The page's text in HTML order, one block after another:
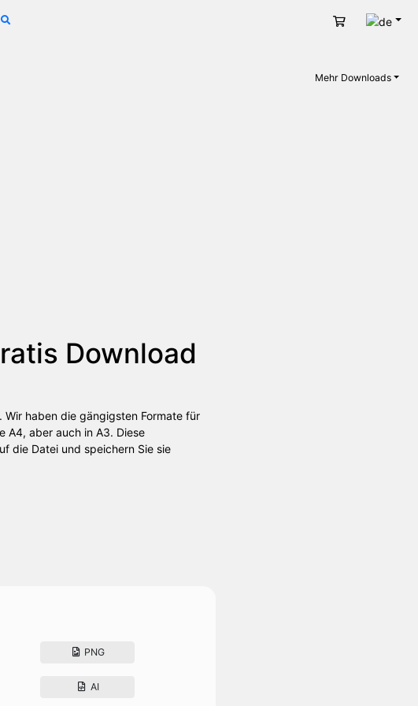
Warenkorb
Mehr Downloads
Download
haben die gängigsten Formate für
A4, aber auch in A3. Diese
die Datei und speichern Sie sie
PNG
AI